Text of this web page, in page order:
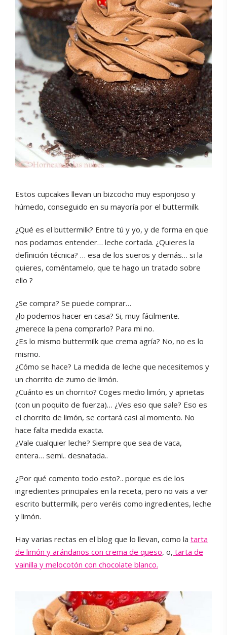
Estos cupcakes llevan un bizcocho muy esponjoso y
húmedo, conseguido en su mayoría por el buttermilk.
¿Qué es el buttermilk? Entre tú y yo, y de forma en que
nos podamos entender… leche cortada. ¿Quieres la
definición técnica? … esa de los sueros y demás… si la
quieres, coméntamelo, que te hago un tratado sobre
ello ?
¿Se compra? Se puede comprar…
¿lo podemos hacer en casa? Si, muy fácilmente.
¿merece la pena comprarlo? Para mi no.
¿Es lo mismo buttermilk que crema agría? No, no es lo
mismo.
¿Cómo se hace? La medida de leche que necesitemos y
un chorrito de zumo de limón.
¿Cuánto es un chorrito? Coges medio limón, y aprietas
(con un poquito de fuerza)… ¿Ves eso que sale? Eso es
el chorrito de limón, se cortará casi al momento. No
hace falta medida exacta.
¿Vale cualquier leche? Siempre que sea de vaca,
entera… semi.. desnatada..
¿Por qué comento todo esto?.. porque es de los
ingredientes principales en la receta, pero no vais a ver
escrito buttermilk, pero veréis como ingredientes, leche
y limón.
Hay varias rectas en el blog que lo llevan, como la tarta
de limón y arándanos con crema de queso, o, tarta de
vainilla y melocotón con chocolate blanco.